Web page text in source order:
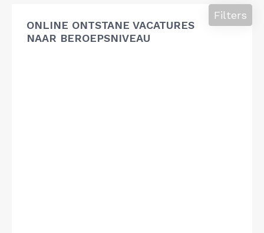
ONLINE ONTSTANE VACATURES
NAAR BEROEPSNIVEAU
Filters